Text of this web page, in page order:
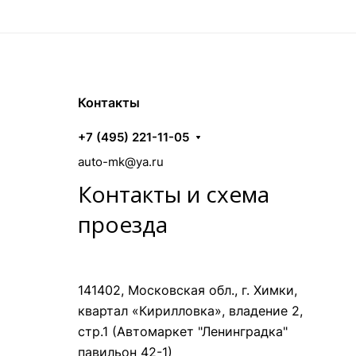
Контакты
+7 (495) 221-11-05
auto-mk@ya.ru
Контакты и схема
проезда
141402, Московская обл., г. Химки,
квартал «Кирилловка», владение 2,
стр.1 (Автомаркет "Ленинградка"
павильон 42-1)